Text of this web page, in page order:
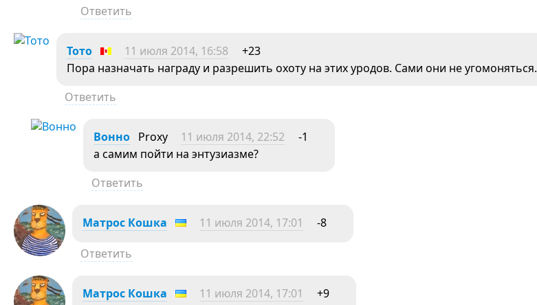
Ответить
Тото 11 июля 2014, 16:58
+23
Пора назначать награду и разрешить охоту на этих уродов. Сами они не угомоняться.
Ответить
Вонно Proxy 11 июля 2014, 22:52
-1
а самим пойти на энтузиазме?
Ответить
Матрос Кошка 11 июля 2014, 17:01 -8
Ответить
Матрос Кошка 11 июля 2014, 17:01 +9